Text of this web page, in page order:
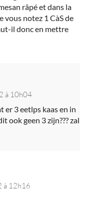
râpé et dans la
vous notez 1 CàS de
il donc en mettre
à 10h04
er 3 eetlps kaas en in
ook geen 3 zijn??? zal
à 12h16